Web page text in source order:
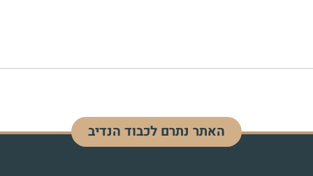
דוד בן מנחם
האתר נתרם לכבוד הנדיב